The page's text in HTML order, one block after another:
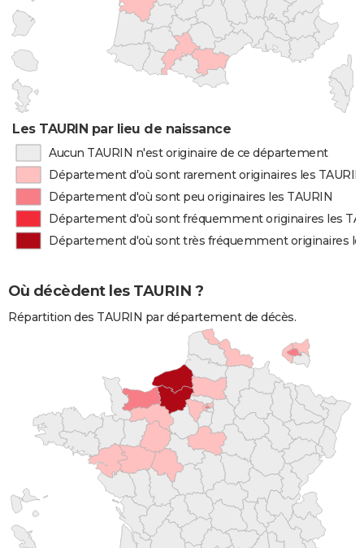
Les TAURIN par lieu de naissance
Aucun TAURIN n'est originaire de ce département
Département d'où sont rarement originaires les TAURIN
Département d'où sont peu originaires les TAURIN
Département d'où sont fréquemment originaires les
Département d'où sont très fréquemment originaires
Où décèdent les TAURIN ?
Répartition des TAURIN par département de décès.